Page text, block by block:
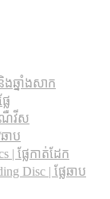
ងឆ្នាំងសាក
ែ
ណឺវីស
ាប
|​ ផ្លែកាត់ដែក
Disc | ផ្លែឆាប